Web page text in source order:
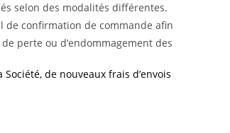
selon des modalités différentes.
de confirmation de commande afin
perte ou d’endommagement des
de nouveaux frais d’envois